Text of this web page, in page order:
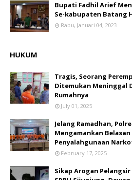
Bupati Fadhil Arief
Se-kabupaten Batang
Rabu, Januari 04, 2023
HUKUM
Tragis, Seorang
Ditemukan Meninggal
Rumahnya
July 01, 2025
Jelang Ramadhan,
Mengamankan
Penyalahgunaan
February 17, 2025
Sikap Arogan